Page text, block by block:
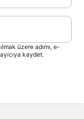
üzere adımı, e-
kaydet.